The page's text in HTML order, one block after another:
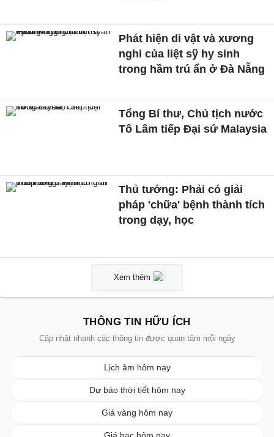
Phát hiện di vật và xương
nghi của liệt sỹ hy sinh
trong hầm trú ẩn ở Đà Nẵng
Tổng Bí thư, Chủ tịch nước
Tô Lâm tiếp Đại sứ Malaysia
Thủ tướng: Phải có giải
pháp 'chữa' bệnh thành tích
trong dạy, học
Xem thêm
THÔNG TIN HỮU ÍCH
Cập nhật nhanh các thông tin được quan tâm mỗi ngày
Lịch âm hôm nay
Dự báo thời tiết hôm nay
Giá vàng hôm nay
Giá bạc hôm nay